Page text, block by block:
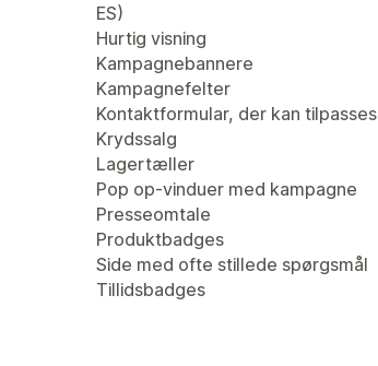
ES)
Hurtig visning
Kampagnebannere
Kampagnefelter
Kontaktformular, der kan tilpasses
Krydssalg
Lagertæller
Pop op-vinduer med kampagne
Presseomtale
Produktbadges
Side med ofte stillede spørgsmål
Tillidsbadges